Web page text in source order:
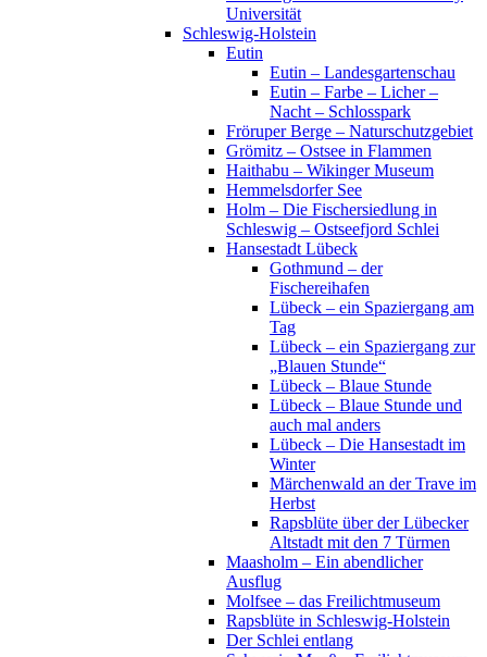
Universität
Schleswig-Holstein
Eutin
Eutin – Landesgartenschau
Eutin – Farbe – Licher –
Nacht – Schlosspark
Fröruper Berge – Naturschutzgebiet
Grömitz – Ostsee in Flammen
Haithabu – Wikinger Museum
Hemmelsdorfer See
Holm – Die Fischersiedlung in
Schleswig – Ostseefjord Schlei
Hansestadt Lübeck
Gothmund – der
Fischereihafen
Lübeck – ein Spaziergang am
Tag
Lübeck – ein Spaziergang zur
„Blauen Stunde“
Lübeck – Blaue Stunde
Lübeck – Blaue Stunde und
auch mal anders
Lübeck – Die Hansestadt im
Winter
Märchenwald an der Trave im
Herbst
Rapsblüte über der Lübecker
Altstadt mit den 7 Türmen
Maasholm – Ein abendlicher
Ausflug
Molfsee – das Freilichtmuseum
Rapsblüte in Schleswig-Holstein
Der Schlei entlang